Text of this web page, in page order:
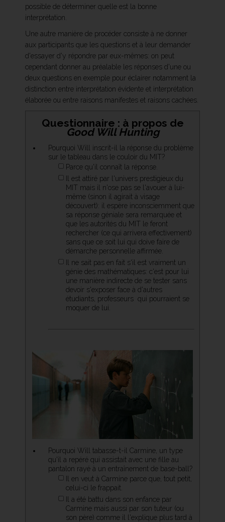
possible de déterminer quelle est la bonne
interprétation.
Une autre manière de procéder consiste à ne donner
aux participants que les questions et à leur demander
d'essayer d'y répondre par eux-mêmes: on peut
cependant donner au préalable les réponses d'une ou
deux questions en exemple pour éclairer notamment la
distinction entre interprétation évidente et interprétation
élaborée ou entre raisons manifestes et raisons cachées.
Questionnaire : à propos de
Good Will Hunting
Pourquoi Will inscrit-il la réponse du problème
sur le tableau dans le couloir du MIT?
Parce qu'il connaît la réponse.
Il est attiré par l'univers prestigieux du
MIT mais il n'ose pas se l'avouer à lui-
même (sinon il agirait à visage
découvert): il espère inconsciemment que
sa réponse géniale sera remarquée et
que les autorités du MIT le feront
rechercher (ce qui arrivera effectivement)
sans que ce soit lui qui doive faire de
démarche personnelle affirmée.
Il ne sait pas en fait s'il est vraiment un
génie des mathématiques: c'est pour lui
une manière indirecte de se tester sans
devoir s'exposer face à d'autres 
étudiants, professeurs  qui pourraient se
moquer de lui.
Pourquoi Will tabasse-t-il Carmine, un type
qu'il a repéré qui assistait avec une fille au
pantalon rayé à un entraînement de base-ball?
Il en veut à Carmine parce que, tout petit,
celui-ci le frappait.
Il a été battu dans son enfance par
Carmine mais aussi par son tuteur (ou
son père) comme il l'explique plus tard à